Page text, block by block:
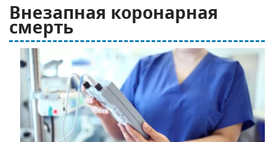
Внезапная коронарная
смерть